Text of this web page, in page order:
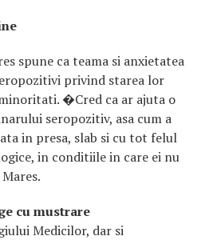
spune ca teama si anxietatea
privind starea lor
�Cred ca ar ajuta o
seropozitiv, asa cum a
in presa, slab si cu tot felul
in conditiile in care ei nu
cu mustrare
Medicilor, dar si